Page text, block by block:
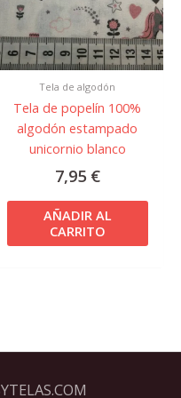
Tela de algodón
Tela de popelín 100%
algodón estampado
unicornio blanco
7,95 €
AÑADIR AL
CARRITO